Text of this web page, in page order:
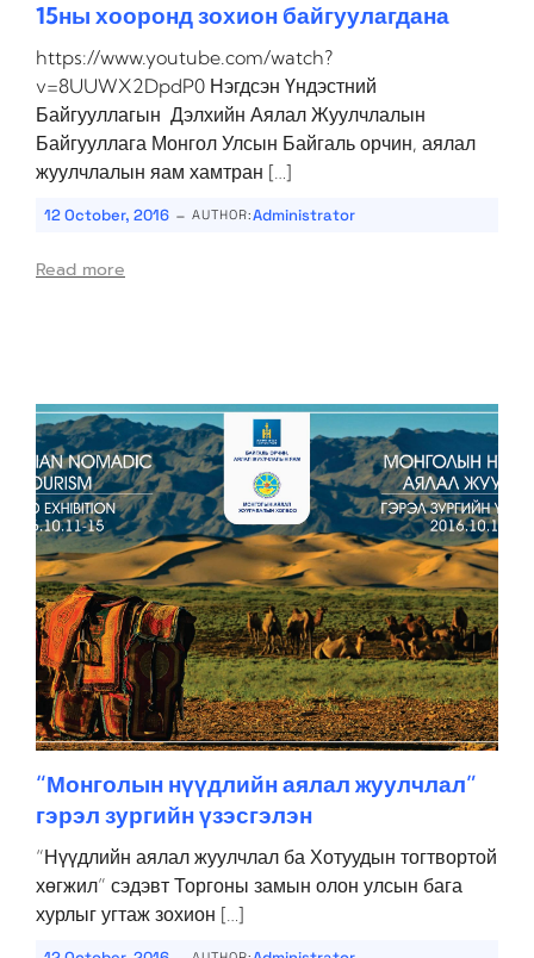
15ны хооронд зохион байгуулагдана
https://www.youtube.com/watch?
v=8UUWX2DpdP0 Нэгдсэн Үндэстний
Байгууллагын Дэлхийн Аялал Жуулчлалын
Байгууллага Монгол Улсын Байгаль орчин, аялал
жуулчлалын яам хамтран […]
12 October, 2016 - AUTHOR:Administrator
Read more
“Монголын нүүдлийн аялал жуулчлал”
гэрэл зургийн үзэсгэлэн
“Нүүдлийн аялал жуулчлал ба Хотуудын тогтвортой
хөгжил” сэдэвт Торгоны замын олон улсын бага
хурлыг угтаж зохион […]